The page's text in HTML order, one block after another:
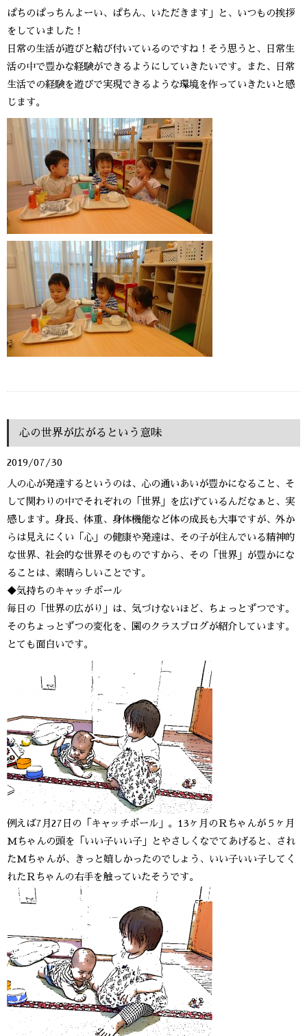
ぱちのぱっちんよーい、ぱちん、いただきます」と、いつもの挨拶
をしていました！
日常の生活が遊びと結び付いているのですね！そう思うと、日常生
活の中で豊かな経験ができるようにしていきたいです。また、日常
生活での経験を遊びで実現できるような環境を作っていきたいと感
じます。
心の世界が広がるという意味
2019/07/30
人の心が発達するというのは、心の通いあいが豊かになること、そ
して関わりの中でそれぞれの「世界」を広げているんだなぁと、実
感します。身長、体重、身体機能など体の成長も大事ですが、外か
らは見えにくい「心」の健康や発達は、その子が住んでいる精神的
な世界、社会的な世界そのものですから、その「世界」が豊かにな
ることは、素晴らしいことです。
◆気持ちのキャッチボール
毎日の「世界の広がり」は、気づけないほど、ちょっとずつです。
そのちょっとずつの変化を、園のクラスブログが紹介しています。
とても面白いです。
例えば7月27日の「キャッチボール」。13ヶ月のＲちゃんが５ヶ月
Mちゃんの頭を「いい子いい子」とやさしくなでてあげると、され
たMちゃんが、きっと嬉しかったのでしょう、いい子いい子してく
れたＲちゃんの右手を触っていたそうです。